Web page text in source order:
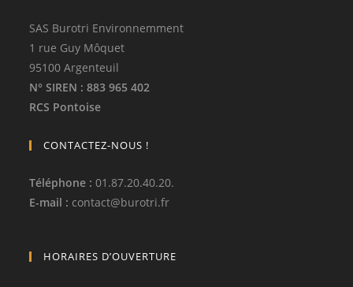
SAS Burotri Environnemment
1 rue Guy Môquet
95100 Argenteuil
N° SIREN : 883 965 402
RCS Pontoise
CONTACTEZ-NOUS !
Téléphone :01.87.20.40.20.
E-mail : contact@burotri.fr
HORAIRES D’OUVERTURE